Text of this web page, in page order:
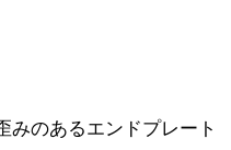
みのあるエンドプレート